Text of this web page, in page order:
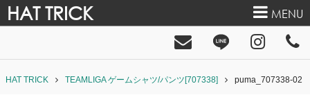
HAT TRICK MENU
HAT TRICK TEAMLIGA ゲームシャツ/パンツ[707338] puma_707338-02